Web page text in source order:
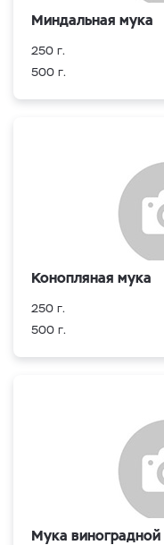
Миндальная мука
250 г.
500 г.
Конопляная мука
250 г.
500 г.
Мука виноградной